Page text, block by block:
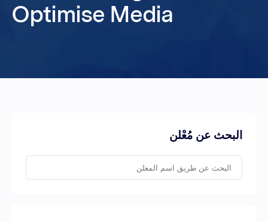
Optimise Media
البحث عن مُعْلن